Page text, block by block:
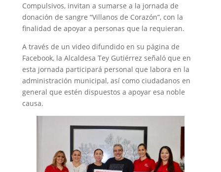
Compulsivos, invitan a sumarse a la jornada de
donación de sangre “Villanos de Corazón”, con la
finalidad de apoyar a personas que la requieran.
A través de un video difundido en su página de
Facebook, la Alcaldesa Tey Gutiérrez señaló que en
esta jornada participará personal que labora en la
administración municipal, así como ciudadanos en
general que estén dispuestos a apoyar esa noble
causa.